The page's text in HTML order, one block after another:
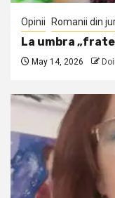
Opinii Romanii din
La umbra
May 14, 2026